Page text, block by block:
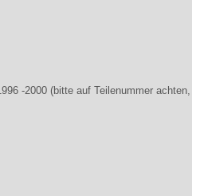
-2000 (bitte auf Teilenummer achten,